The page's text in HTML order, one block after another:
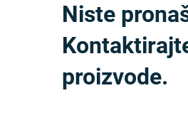
Niste
proizvode.